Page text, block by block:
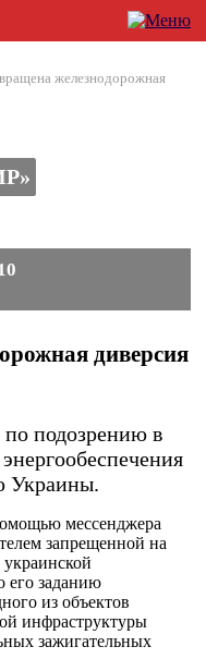
железнодорожная
диверсия
подозрению в
Украины.
мессенджера
запрещенной на
его заданию
из объектов
инфраструктуры
зажигательных